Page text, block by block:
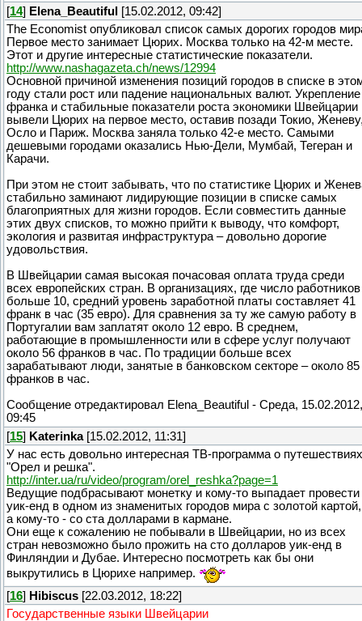
[14] Elena_Beautiful
[15.02.2012, 09:42]
The Economist опубликовал список самых дорогих городов
Первое место занимает Цюрих. Москва только на 42-м месте.
Этот и другие интересные статистические показатели.
http://www.nashagazeta.ch/news/12994
Основной причиной изменения позиций городов в списке в
году стали рост или падение национальных валют. Укрепление
франка и стабильные показатели роста экономики Швейцарии
вывели Цюрих на первое место, оставив позади Токио,
Осло и Париж. Москва заняла только 42-е место. Самыми
дешевыми городами оказались Нью-Дели, Мумбай, Тегеран и
Карачи.
При этом не стоит забывать, что по статистике Цюрих и
стабильно заминают лидирующие позиции в списке самых
благоприятных для жизни городов. Если совместить данные
этих двух списков, то можно прийти к выводу, что комфорт,
экология и развитая инфраструктура – довольно дорогие
удовольствия.
В Швейцарии самая высокая почасовая оплата труда среди
всех европейских стран. В организациях, где число работников
больше 10, средний уровень заработной платы составляет 41
франк в час (35 евро). Для сравнения за ту же самую работу в
Португалии вам заплатят около 12 евро. В среднем,
работающие в промышленности или в сфере услуг получают
около 56 франков в час. По традиции больше всех
зарабатывают люди, занятые в банковском секторе – около 85
франков в час.
Сообщение отредактировал Elena_Beautiful - Среда, 15.02.2012,
09:45
[15] Katerinka[15.02.2012, 11:31]
У нас есть довольно интересная ТВ-программа о путешествиях
"Орел и решка".
http://inter.ua/ru/video/program/orel_reshka?page=1
Ведущие подбрасывают монетку и кому-то выпадает провести
уик-енд в одном из знаменитых городов мира с золотой картой,
а кому-то - со ста долларами в кармане.
Они еще к сожалению не побывали в Швейцарии, но из всех
стран невозможно было прожить на сто долларов уик-енд в
Финляндии и Дубае. Интересно посмотреть как бы они
выкрутились в Цюрихе например.
[16] Hibiscus [22.03.2012, 18:22]
Государственные языки Швейцарии